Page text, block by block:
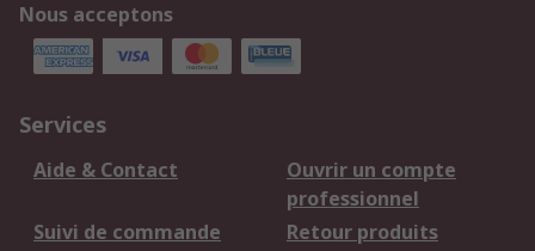
Nous acceptons
Services
Aide & Contact
Ouvrir un compte
professionnel
Suivi de commande
Retour produits